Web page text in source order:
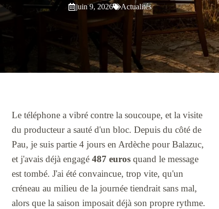
juin 9, 2026 Actualités
Le téléphone a vibré contre la soucoupe, et la visite
du producteur a sauté d'un bloc. Depuis du côté de
Pau, je suis partie 4 jours en Ardèche pour Balazuc,
et j'avais déjà engagé 487 euros quand le message
est tombé. J'ai été convaincue, trop vite, qu'un
créneau au milieu de la journée tiendrait sans mal,
alors que la saison imposait déjà son propre rythme.